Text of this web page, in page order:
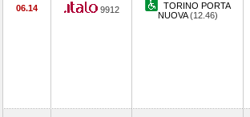
06.14 9912
TORINO PORTA
NUOVA(12.46)